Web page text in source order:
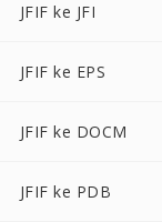
JFIF ke JFI
JFIF ke EPS
JFIF ke DOCM
JFIF ke PDB